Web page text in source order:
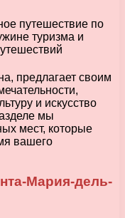
предлагает своим
и искусство
мы
мест, которые
вашего
Мария-дель-